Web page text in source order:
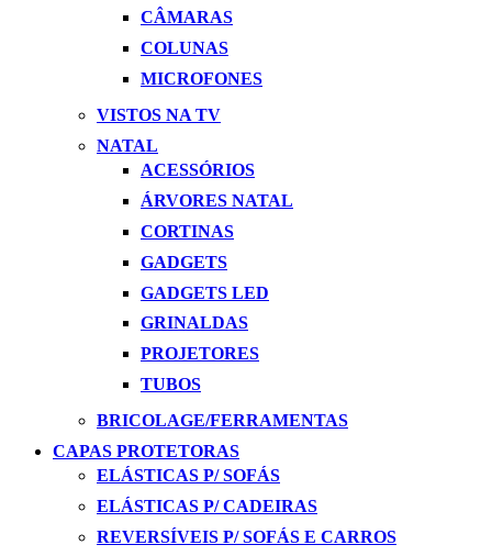
CÂMARAS
COLUNAS
MICROFONES
VISTOS NA TV
NATAL
ACESSÓRIOS
ÁRVORES NATAL
CORTINAS
GADGETS
GADGETS LED
GRINALDAS
PROJETORES
TUBOS
BRICOLAGE/FERRAMENTAS
CAPAS PROTETORAS
ELÁSTICAS P/ SOFÁS
ELÁSTICAS P/ CADEIRAS
REVERSÍVEIS P/ SOFÁS E CARROS